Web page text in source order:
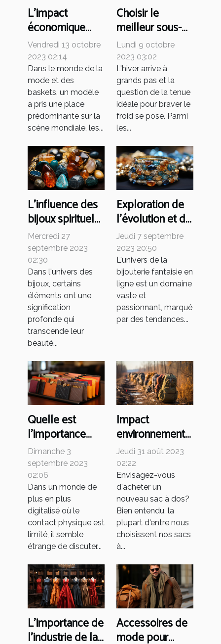
L'impact
économique
mondial du
succès des Air
Jordan 4
Vendredi 13 octobre
2023 02:14
Dans le monde de la
mode et des
baskets, un modèle
a pris une place
prédominante sur la
scène mondiale, les...
Choisir le
meilleur sous-
pull pour l'hiver :
critères et
conseils
Lundi 9 octobre
2023 03:02
L'hiver arrive à
grands pas et la
question de la tenue
idéale pour braver le
froid se pose. Parmi
les...
L'influence des
bijoux spirituels
et des pierres
dans diverses
cultures
Mercredi 27
septembre 2023
02:30
Dans l'univers des
bijoux, certains
éléments ont une
signification
profonde qui
transcende leur
beauté...
Exploration de
l'évolution et de
la popularité
des bijoux
fantaisie en ligne
Jeudi 7 septembre
2023 20:50
L'univers de la
bijouterie fantaisie en
ligne est un domaine
vaste et
passionnant, marqué
par des tendances...
Quelle est
l'importance
d'un porte-
cartes de qualité
dans le monde
moderne ?
Dimanche 3
septembre 2023
02:06
Dans un monde de
plus en plus
digitalisé où le
contact physique est
limité, il semble
étrange de discuter...
Impact
environnemental
de la production
de sacs à dos
Jeudi 31 août 2023
02:22
Envisagez-vous
d'acheter un
nouveau sac à dos?
Bien entendu, la
plupart d'entre nous
choisissent nos sacs
à...
L'importance de
l'industrie de la
Accessoires de
mode pour